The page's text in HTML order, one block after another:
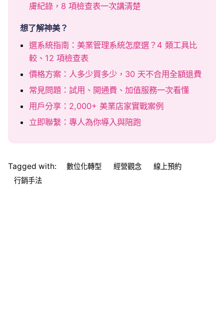
膚紀錄，8 項檢查表一次講清楚
想了解神美？
選系統指南：美業管理系統怎麼選？4 類工具比
較、12 項檢查表
價格方案：人多少買多少，30 天不合用全額退費
常見問題：試用、開通費、加值服務一次看懂
用戶分享：2,000+ 美業店家實戰案例
立即聯繫：專人為你導入與陪跑
Tagged with: 數位化轉型 經營觀念
線上預約
行銷手法